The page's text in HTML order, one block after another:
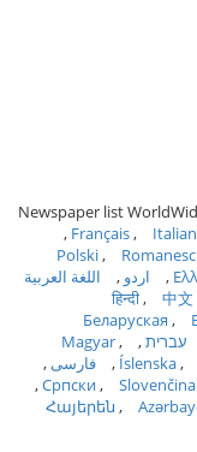
Newspaper list
Français
Polski
Romanesc
اردو
اللغة العربية
हिन्दी
中文
Беларуская
עברית
Magyar
Íslenska
فارسی
Српски
Slovenčina
Հայերեն